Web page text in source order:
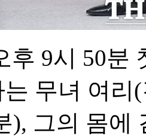
후 9시 50분
무녀 여
), 그의 몸에